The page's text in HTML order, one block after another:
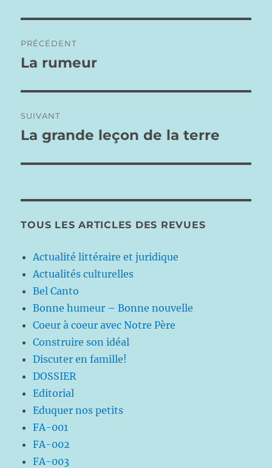
de
PRÉCÉDENT
Publication
La rumeur
SUIVANT
Publication
La grande leçon de la terre
TOUS LES ARTICLES DES REVUES
Actualité littéraire et juridique
Actualités culturelles
Bel Canto
Bonne humeur – Bonne nouvelle
Coeur à coeur avec Notre Père
Construire son idéal
Discuter en famille!
DOSSIER
Editorial
Eduquer nos petits
FA-001
FA-002
FA-003